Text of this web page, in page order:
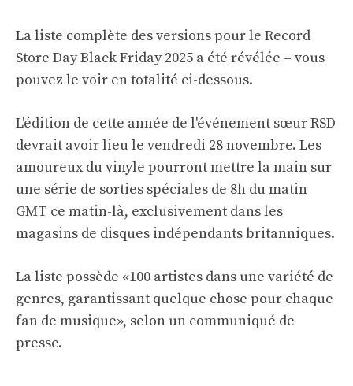
La liste complète des versions pour le Record
Store Day Black Friday 2025 a été révélée – vous
pouvez le voir en totalité ci-dessous.
L'édition de cette année de l'événement sœur RSD
devrait avoir lieu le vendredi 28 novembre. Les
amoureux du vinyle pourront mettre la main sur
une série de sorties spéciales de 8h du matin
GMT ce matin-là, exclusivement dans les
magasins de disques indépendants britanniques.
La liste possède «100 artistes dans une variété de
genres, garantissant quelque chose pour chaque
fan de musique», selon un communiqué de
presse.